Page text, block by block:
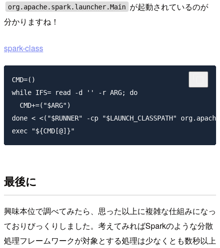
org.apache.spark.launcher.Main が起動されているのが
分かりますね！
spark-class
CMD=()
while IFS= read -d '' -r ARG; do
  CMD+=("$ARG")
done < <("$RUNNER" -cp "$LAUNCH_CLASSPATH"
最後に
興味本位で調べてみたら、思った以上に複雑な仕組みになっ
ておりびっくりしました。考えてみればSparkのような分散
処理フレームワークが対象とする処理は少なくとも数秒以上